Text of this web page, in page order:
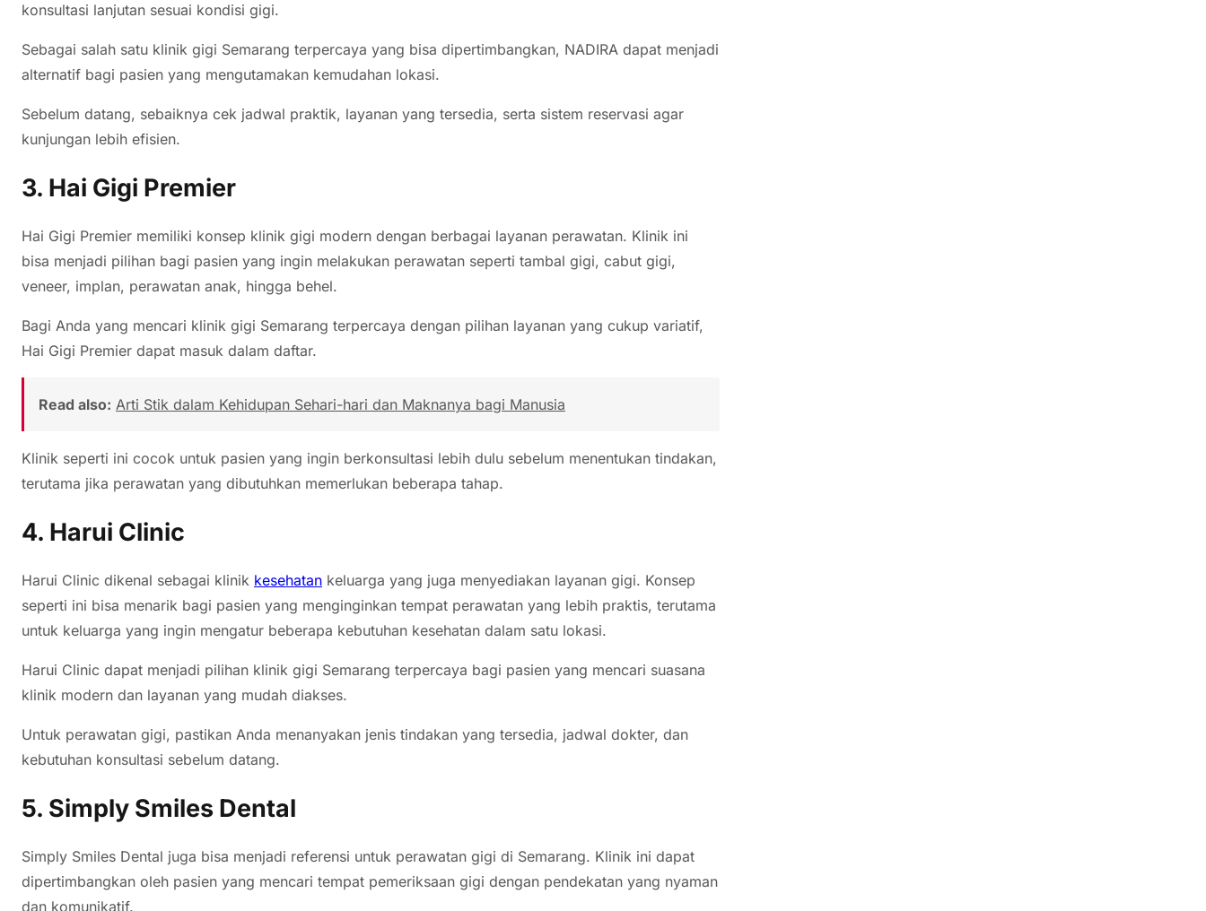
konsultasi lanjutan sesuai kondisi gigi.
Sebagai salah satu klinik gigi Semarang terpercaya yang bisa dipertimbangkan, NADIRA dapat menjadi
alternatif bagi pasien yang mengutamakan kemudahan lokasi.
Sebelum datang, sebaiknya cek jadwal praktik, layanan yang tersedia, serta sistem reservasi agar
kunjungan lebih efisien.
3. Hai Gigi Premier
Hai Gigi Premier memiliki konsep klinik gigi modern dengan berbagai layanan perawatan. Klinik ini
bisa menjadi pilihan bagi pasien yang ingin melakukan perawatan seperti tambal gigi, cabut gigi,
veneer, implan, perawatan anak, hingga behel.
Bagi Anda yang mencari klinik gigi Semarang terpercaya dengan pilihan layanan yang cukup variatif,
Hai Gigi Premier dapat masuk dalam daftar.
Read also: Arti Stik dalam Kehidupan Sehari-hari dan Maknanya bagi Manusia
Klinik seperti ini cocok untuk pasien yang ingin berkonsultasi lebih dulu sebelum menentukan tindakan,
terutama jika perawatan yang dibutuhkan memerlukan beberapa tahap.
4. Harui Clinic
Harui Clinic dikenal sebagai klinik kesehatan keluarga yang juga menyediakan layanan gigi. Konsep
seperti ini bisa menarik bagi pasien yang menginginkan tempat perawatan yang lebih praktis, terutama
untuk keluarga yang ingin mengatur beberapa kebutuhan kesehatan dalam satu lokasi.
Harui Clinic dapat menjadi pilihan klinik gigi Semarang terpercaya bagi pasien yang mencari suasana
klinik modern dan layanan yang mudah diakses.
Untuk perawatan gigi, pastikan Anda menanyakan jenis tindakan yang tersedia, jadwal dokter, dan
kebutuhan konsultasi sebelum datang.
5. Simply Smiles Dental
Simply Smiles Dental juga bisa menjadi referensi untuk perawatan gigi di Semarang. Klinik ini dapat
dipertimbangkan oleh pasien yang mencari tempat pemeriksaan gigi dengan pendekatan yang nyaman
dan komunikatif.